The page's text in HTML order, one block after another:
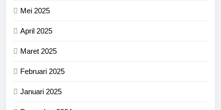
Mei 2025
April 2025
Maret 2025
Februari 2025
Januari 2025